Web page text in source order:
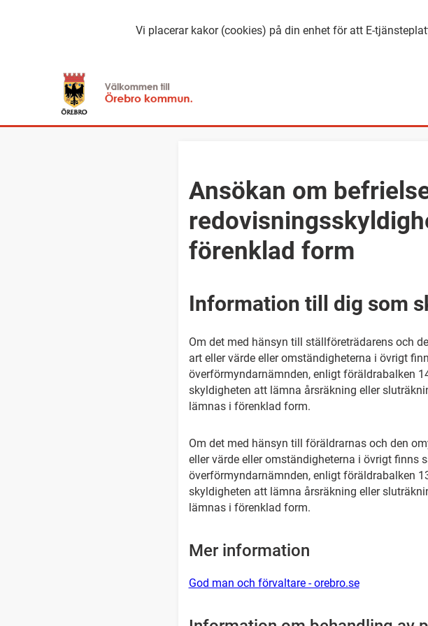
Vi placerar kakor (cookies) på din enhet för att E-
Ansökan om
förenklad form
Information till dig som
Om det med hänsyn till ställföreträdarens och
art eller värde eller omständigheterna i övrigt
överförmyndarnämnden, enligt föräldrabalken
skyldigheten att lämna årsräkning eller
lämnas i förenklad form.
Om det med hänsyn till föräldrarnas och den
eller värde eller omständigheterna i övrigt finns
överförmyndarnämnden, enligt föräldrabalken
skyldigheten att lämna årsräkning eller
lämnas i förenklad form.
Mer information
God man och förvaltare - orebro.se